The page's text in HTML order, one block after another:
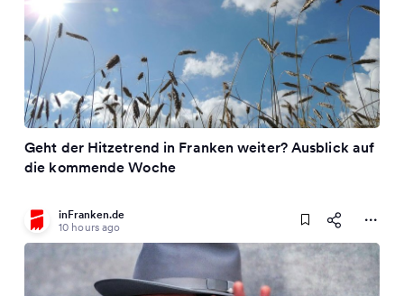
Geht der Hitzetrend in Franken weiter? Ausblick auf
die kommende Woche
inFranken.de
10 hours ago